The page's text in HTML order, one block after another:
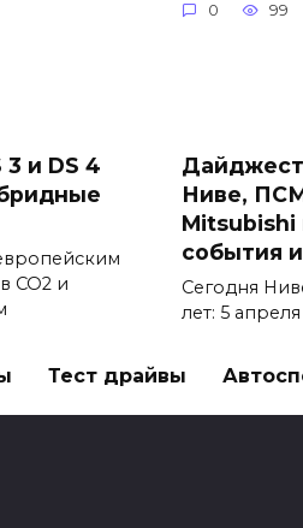
0 99
и DS 4
CO2 и
Ниве,
Mitsubishi
события
Сегодня
лет: 5
Тест драйвы